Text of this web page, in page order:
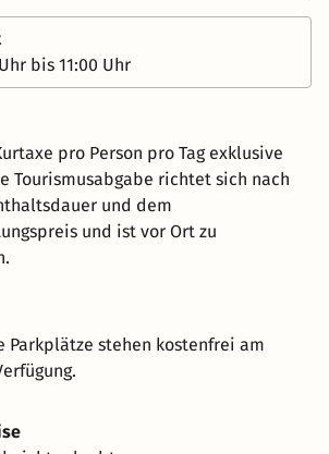
bis 11:00 Uhr
pro Person pro Tag exklusive
Tourismusabgabe richtet sich nach
und dem
und ist vor Ort zu
Parkplätze stehen kostenfrei am